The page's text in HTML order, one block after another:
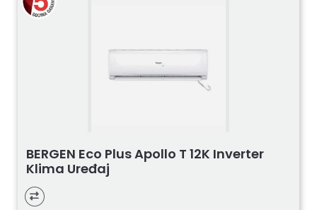
BERGEN Eco Plus Apollo T 12K Inverter
Klima Uređaj